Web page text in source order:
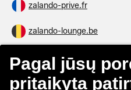
zalando-prive.fr
zalando-lounge.be
zalando-lounge.fi
zalando-lounge.co.uk